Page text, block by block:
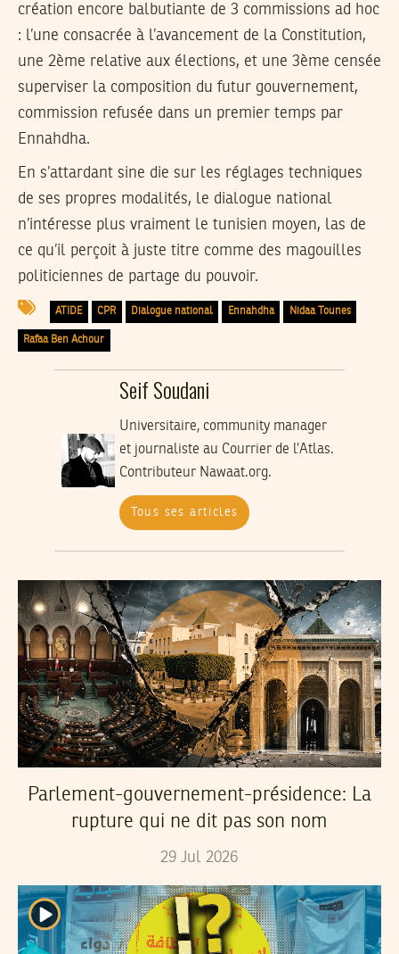
création encore balbutiante de 3 commissions ad hoc
: l’une consacrée à l’avancement de la Constitution,
une 2ème relative aux élections, et une 3ème censée
superviser la composition du futur gouvernement,
commission refusée dans un premier temps par
Ennahdha.
En s’attardant sine die sur les réglages techniques
de ses propres modalités, le dialogue national
n’intéresse plus vraiment le tunisien moyen, las de
ce qu’il perçoit à juste titre comme des magouilles
politiciennes de partage du pouvoir.
ATIDE CPR Dialogue national Ennahdha Nidaa Tounes
Rafaa Ben Achour
Seif Soudani
Universitaire, community manager
et journaliste au Courrier de l’Atlas.
Contributeur Nawaat.org.
Tous ses articles
Parlement-gouvernement-présidence: La
rupture qui ne dit pas son nom
29 Jul 2026